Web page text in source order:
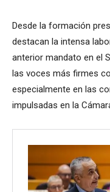
Desde la formación
destacan la intensa
anterior mandato en el
las voces más firmes
especialmente en las
impulsadas en la